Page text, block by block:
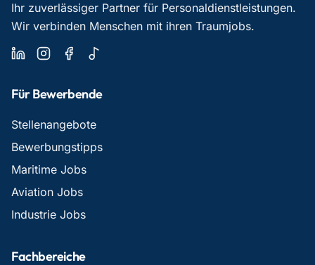
Ihr zuverlässiger Partner für Personaldienstleistungen.
Wir verbinden Menschen mit ihren Traumjobs.
Für Bewerbende
Stellenangebote
Bewerbungstipps
Maritime Jobs
Aviation Jobs
Industrie Jobs
Fachbereiche